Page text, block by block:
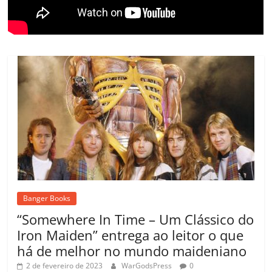
Banger Books
“Somewhere In Time – Um Clássico do
Iron Maiden” entrega ao leitor o que
há de melhor no mundo maideniano
2 de fevereiro de 2023 WarGodsPress 0